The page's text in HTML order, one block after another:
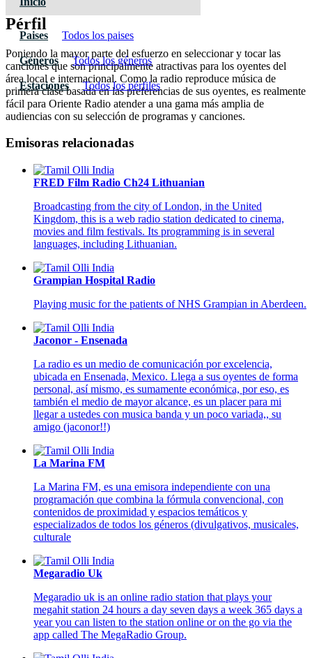
Paises Todos los paises
Géneros Todos los géneros
Estaciones Todos los pérfiles
Pérfil
Poniendo la mayor parte del esfuerzo en seleccionar y tocar las
canciones que son principalmente atractivas para los oyentes del
área local e internacional. Como la radio reproduce música de
primera clase basada en las preferencias de sus oyentes, es realmente
fácil para Oriente Radio atender a una gama más amplia de
audiencias con su selección de programas y canciones.
Emisoras relacionadas
FRED Film Radio Ch24 Lithuanian
Broadcasting from the city of London, in the United
Kingdom, this is a web radio station dedicated to cinema,
movies and film festivals. Its programming is in several
languages, including Lithuanian.
Grampian Hospital Radio
Playing music for the patients of NHS Grampian in Aberdeen.
Jaconor - Ensenada
La radio es un medio de comunicación por excelencia,
ubicada en Ensenada, Mexico. Llega a sus oyentes de forma
personal, así mismo, es sumamente económica, por eso, es
también el medio de mayor alcance, es un placer para mi
llegar a ustedes con musica banda y un poco variada,, su
amigo (jaconor!!)
La Marina FM
La Marina FM, es una emisora independiente con una
programación que combina la fórmula convencional, con
contenidos de proximidad y espacios temáticos y
especializados de todos los géneros (divulgativos, musicales,
culturale
Megaradio Uk
Megaradio uk is an online radio station that plays your
megahit station 24 hours a day seven days a week 365 days a
year you can listen to the station online or on the go via the
app called The MegaRadio Group.